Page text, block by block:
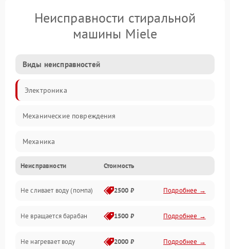
Неисправности стиральной
машины Miele
Виды неисправностей
Электроника
Механические повреждения
Механика
Электропитание
Водоснабжение
Слив
Программное обеспечение
Неисправности Стоимость
Не сливает воду (помпа) 2500 ₽ Подробнее →
Не вращается барабан 1500 ₽ Подробнее →
Не нагревает воду 2000 ₽ Подробнее →